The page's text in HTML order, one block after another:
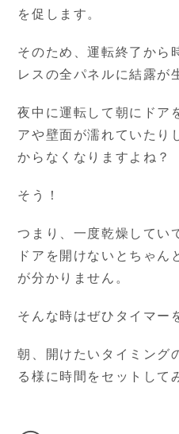
を促します。
そのため、運転終了から
レスの全パネルに結露が
夜中に運転して朝にドア
アや壁面が濡れていたり
からなくなりますよね？
そう！
つまり、一度乾燥してい
ドアを開けないとちゃん
が分かりません。
そんな時はぜひタイマー
朝、開けたいタイミング
る様に時間をセットして